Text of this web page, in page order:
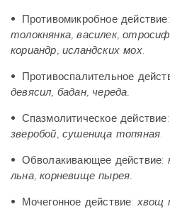
• Противомикробное
толокнянка, василек,
кориандр, исландских мох.
• Противоспалительное
девясил, бадан, череда.
• Спазмолитическое
зверобой, сушеница топяная.
• Обволакивающее действие:
льна, корневище пырея.
• Мочегонное действие:хвощ